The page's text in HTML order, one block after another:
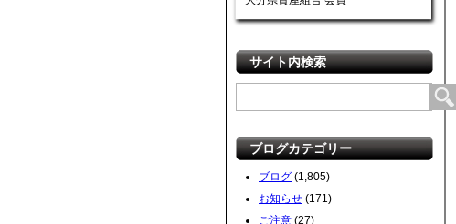
サイト内検索
ブログカテゴリー
ブログ (1,805)
お知らせ (171)
ご注意 (27)